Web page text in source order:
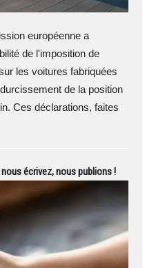
européenne a
de l'imposition de
les voitures fabriquées
de la position
Ces déclarations, faites
nous écrivez, nous publions !